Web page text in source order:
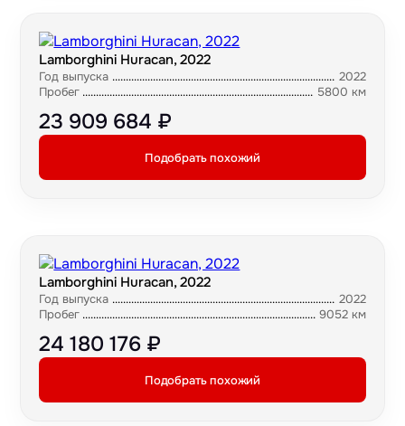
Lamborghini Huracan, 2022
Год выпуска
2022
Пробег
5800 км
23 909 684 ₽
Подобрать похожий
Lamborghini Huracan, 2022
Год выпуска
2022
Пробег
9052 км
24 180 176 ₽
Подобрать похожий